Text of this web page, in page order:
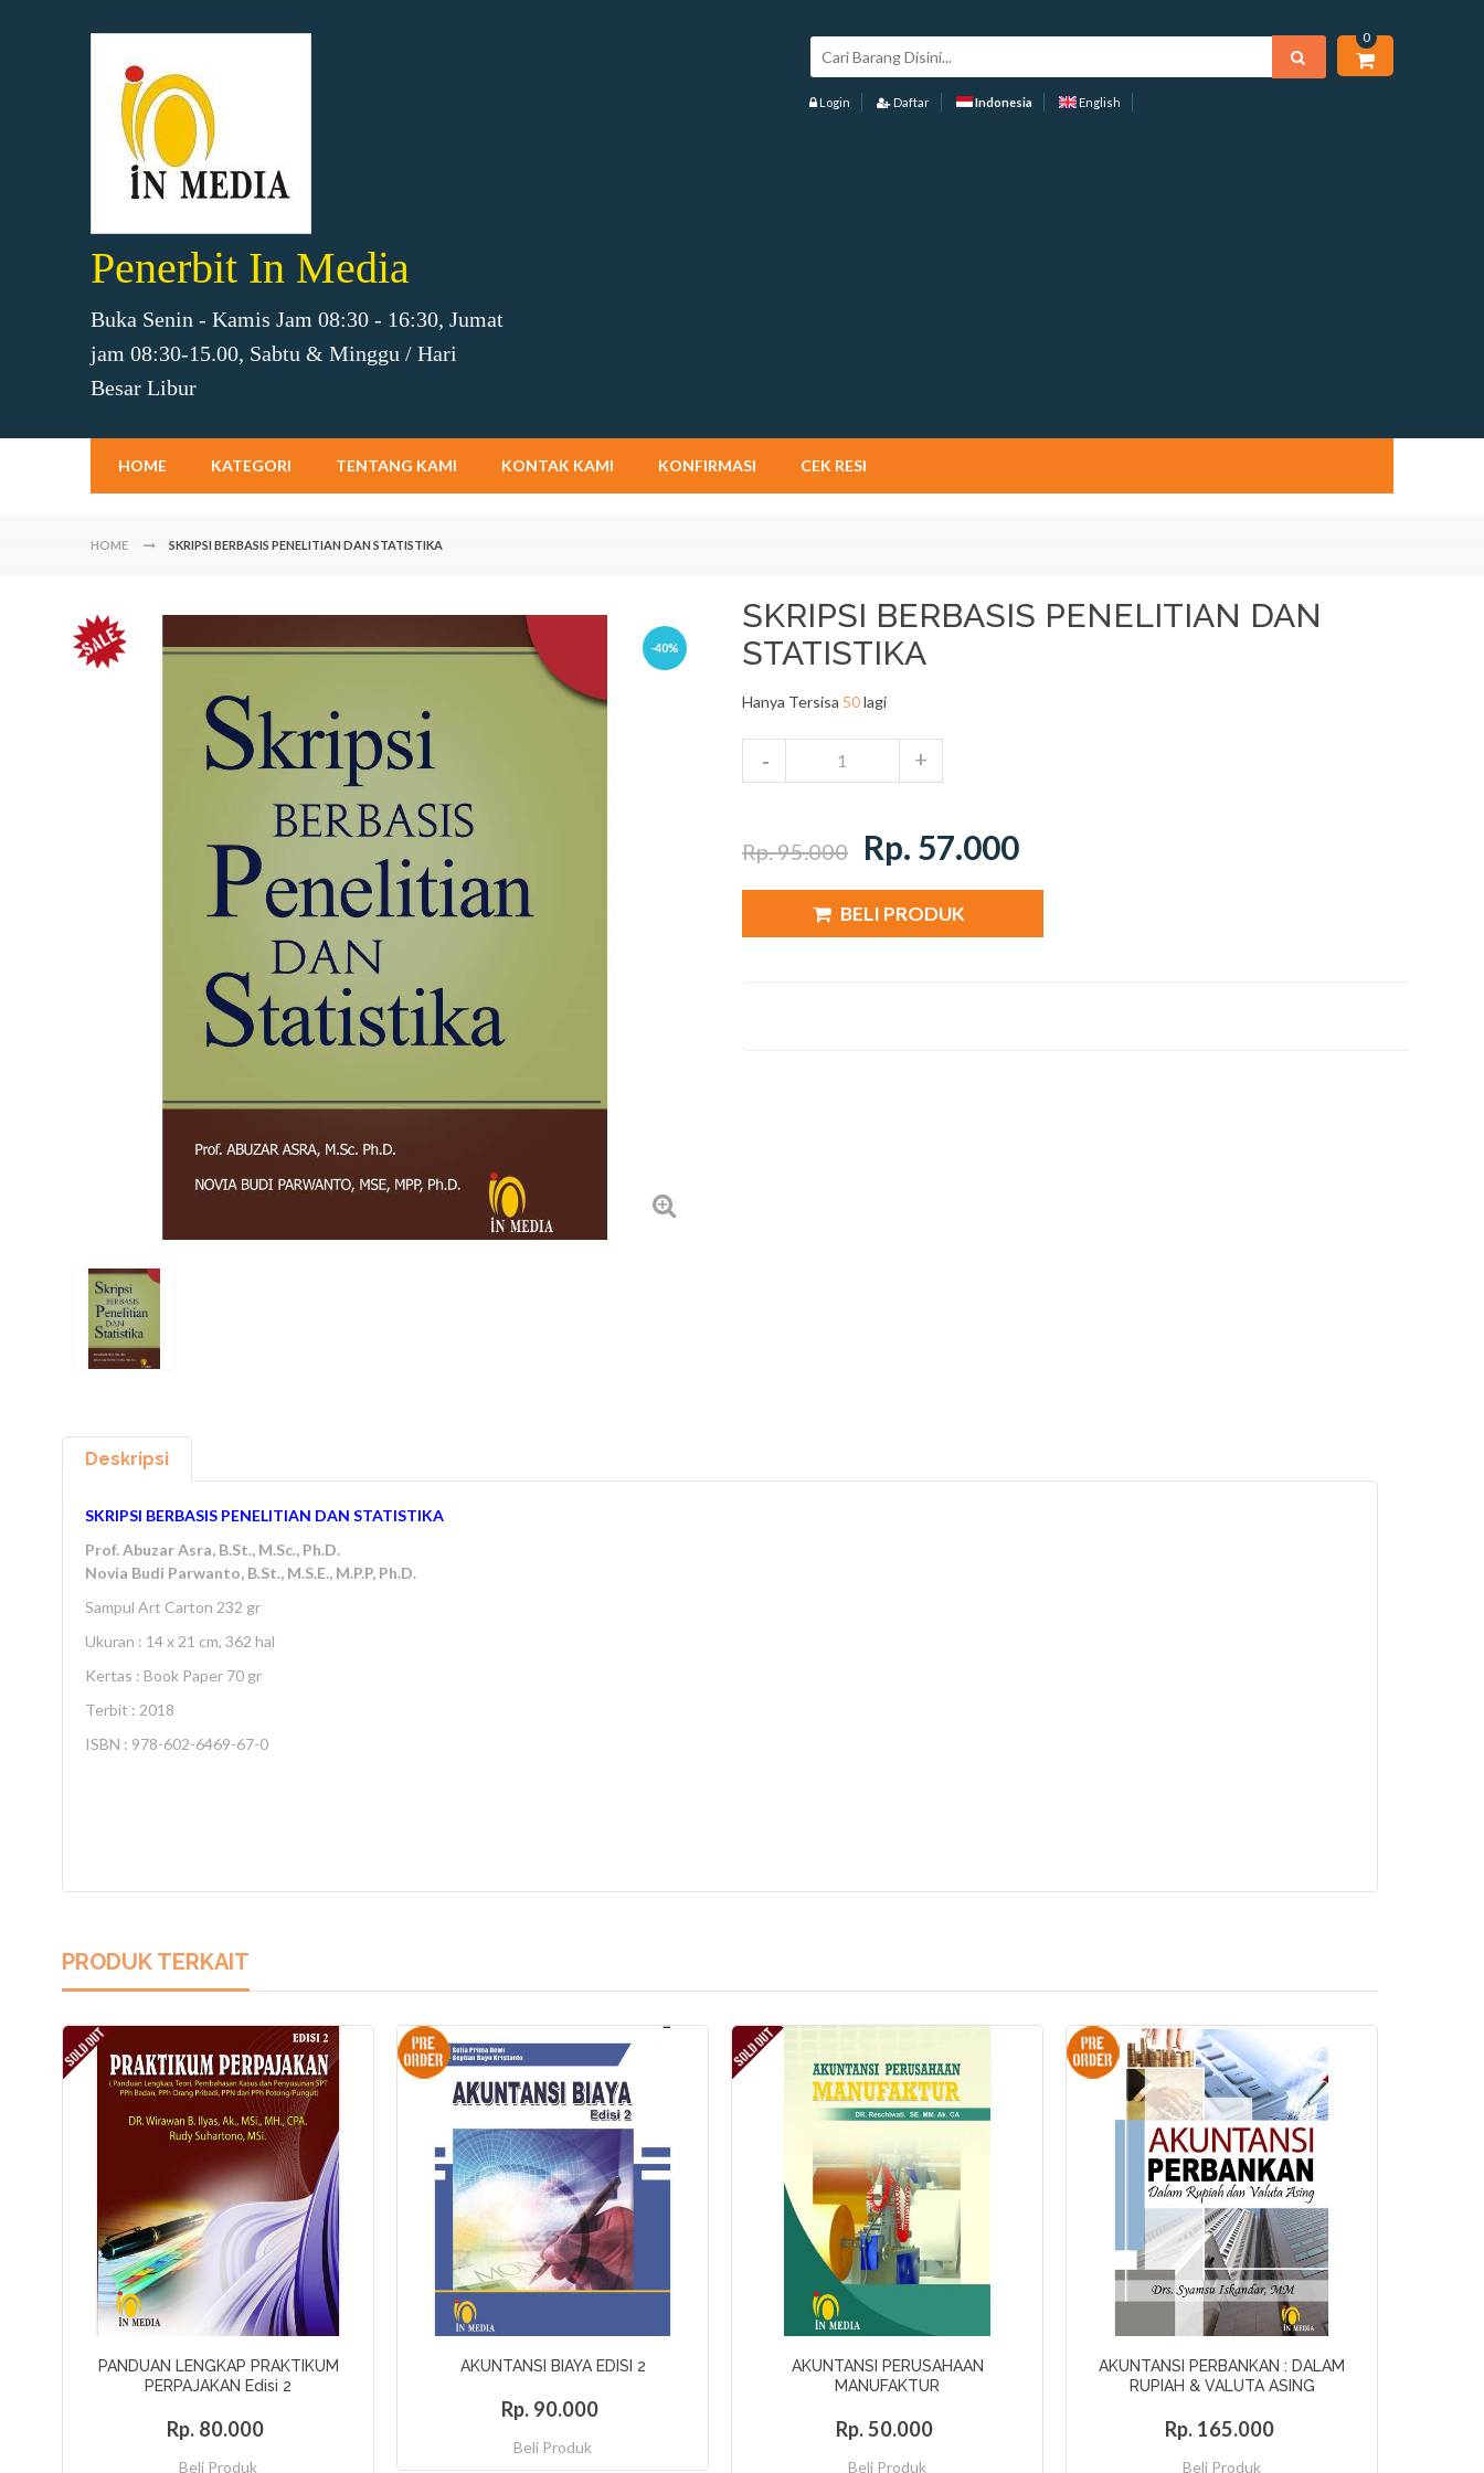
Penerbit In Media
Buka Senin - Kamis Jam 08:30 - 16:30, Jumat
jam 08:30-15.00, Sabtu & Minggu / Hari
Besar Libur
0
Login Daftar Indonesia English
HOME KATEGORI TENTANG KAMI KONTAK KAMI KONFIRMASI CEK RESI
HOME SKRIPSI BERBASIS PENELITIAN DAN STATISTIKA
-40%
SKRIPSI BERBASIS PENELITIAN DAN
STATISTIKA
Hanya Tersisa 50lagi
Rp. 95.000 Rp. 57.000
BELI PRODUK
Deskripsi
SKRIPSI BERBASIS PENELITIAN DAN STATISTIKA
Prof. Abuzar Asra, B.St., M.Sc., Ph.D.
Novia Budi Parwanto, B.St., M.S.E., M.P.P, Ph.D.
Sampul Art Carton 232 gr
Ukuran : 14 x 21 cm, 362 hal
Kertas : Book Paper 70 gr
Terbit : 2018
ISBN : 978-602-6469-67-0
PRODUK TERKAIT
PANDUAN LENGKAP PRAKTIKUM
PERPAJAKAN Edisi 2
Rp. 80.000
Beli Produk
AKUNTANSI BIAYA EDISI 2
Rp. 90.000
Beli Produk
AKUNTANSI PERUSAHAAN
MANUFAKTUR
Rp. 50.000
Beli Produk
AKUNTANSI PERBANKAN : DALAM
RUPIAH & VALUTA ASING
Rp. 165.000
Beli Produk